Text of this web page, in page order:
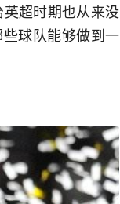
超时期也从来没
球队能够做到一